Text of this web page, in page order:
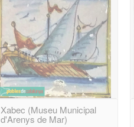
Xabec (Museu Municipal
d'Arenys de Mar)